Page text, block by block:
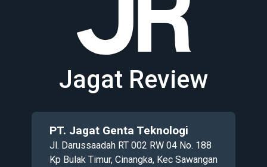
Jagat Review
PT. Jagat Genta Teknologi
Jl. Darussaadah RT 002 RW 04 No. 188
Kp Bulak Timur, Cinangka, Kec Sawangan